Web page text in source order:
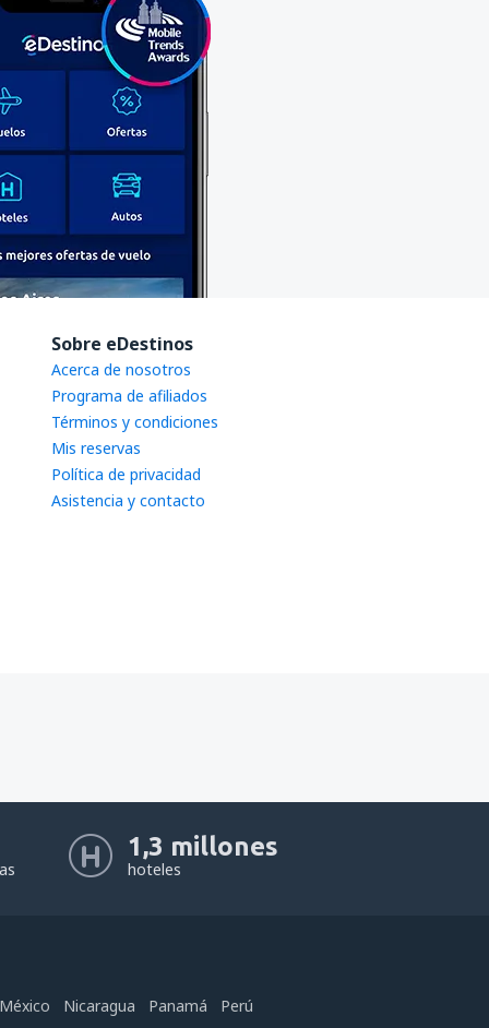
Sobre eDestinos
Acerca de nosotros
Programa de afiliados
Términos y condiciones
Mis reservas
Política de privacidad
Asistencia y contacto
1,3 millones
hoteles
México Nicaragua Panamá Perú